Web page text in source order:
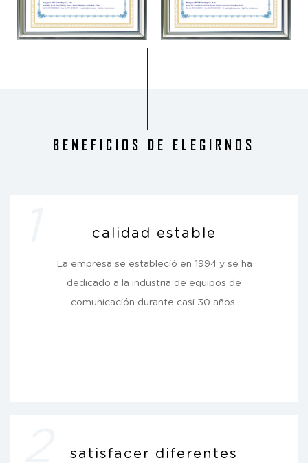
BENEFICIOS DE ELEGIRNOS
calidad estable
La empresa se estableció en 1994 y se ha
dedicado a la industria de equipos de
comunicación durante casi 30 años.
satisfacer diferentes